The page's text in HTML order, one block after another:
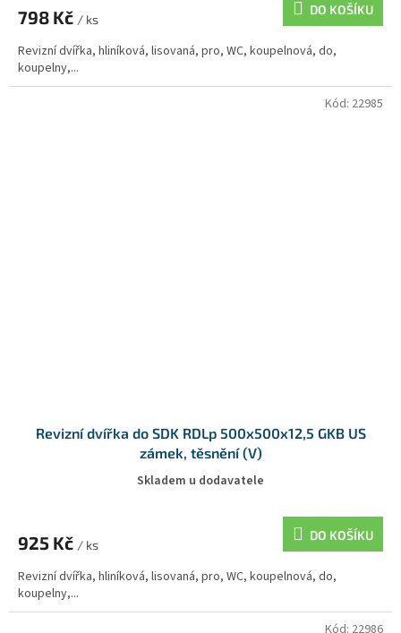
798 Kč / ks
DO KOŠÍKU
Revizní dvířka, hliníková, lisovaná, pro, WC, koupelnová, do,
koupelny,...
Revizní dvířka do SDK RDLp 500x500x12,5 GKB US
zámek, těsnění (V)
Skladem u dodavatele
925 Kč / ks
DO KOŠÍKU
Revizní dvířka, hliníková, lisovaná, pro, WC, koupelnová, do,
koupelny,...
Kód: 22985